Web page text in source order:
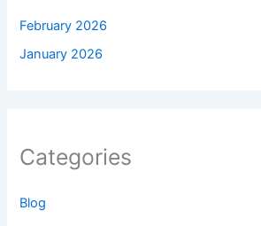
February 2026
January 2026
Categories
Blog